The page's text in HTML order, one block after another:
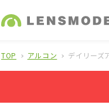
TOP アルコン デイリーズ